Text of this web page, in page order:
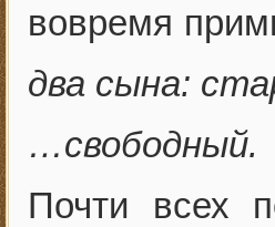
вовремя
два сына:
…свободный.
Почти всех